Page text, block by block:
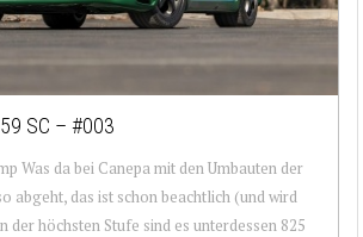
SC – #003
Was da bei Canepa mit den Umbauten der
abgeht, das ist schon beachtlich (und wird
der höchsten Stufe sind es unterdessen 825